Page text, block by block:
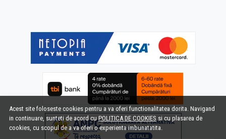
Acest site foloseste cookies pentru a va oferi functionalitatea dorita. Navigand
in continuare, sunteti de acord cuPOLITICA DE COOKIES si cu plasarea de
cookies, cu scopul de a va oferi o experienta imbunatatita.